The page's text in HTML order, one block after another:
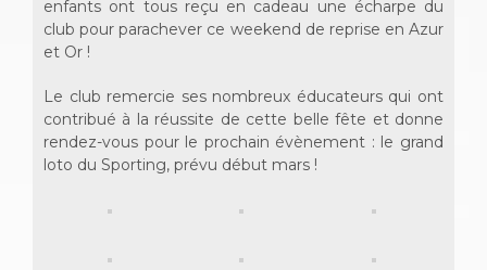
enfants ont tous reçu en cadeau une écharpe du
club pour parachever ce weekend de reprise en Azur
et Or !
Le club remercie ses nombreux éducateurs qui ont
contribué à la réussite de cette belle fête et donne
rendez-vous pour le prochain évènement : le grand
loto du Sporting, prévu début mars !